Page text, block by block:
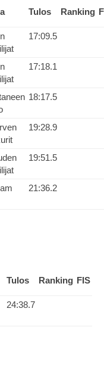
Tulos Ranking
17:09.5
17:18.1
18:17.5
19:28.9
19:51.5
21:36.2
Tulos Ranking FIS
24:38.7